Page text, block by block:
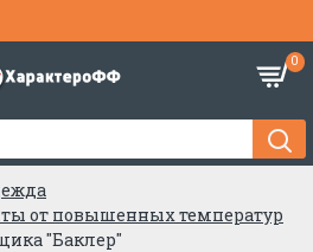
0
от повышенных температур
"Баклер"